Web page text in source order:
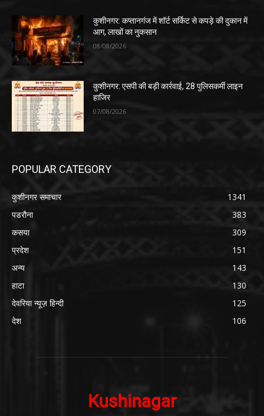
कुशीनगर: कप्तानगंज में शॉर्ट सर्किट से कपड़े की दुकान में
आग, लाखों का नुकसान
08/08/2026
कुशीनगर: एसपी की बड़ी कार्रवाई, 28 पुलिसकर्मी लाइन
हाजिर
07/08/2026
POPULAR CATEGORY
कुशीनगर समाचार
1341
पडरौना
383
कसया
309
प्रदेश
151
अन्य
143
हाटा
130
देवरिया न्यूज़ हिन्दी
125
देश
106